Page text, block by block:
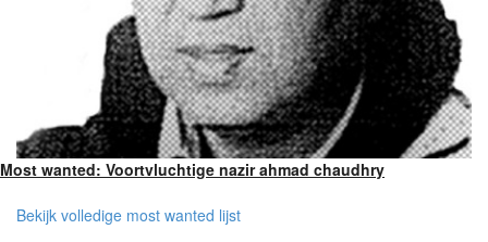
Most wanted: Voortvluchtige nazir ahmad chaudhry
Bekijk volledige most wanted lijst